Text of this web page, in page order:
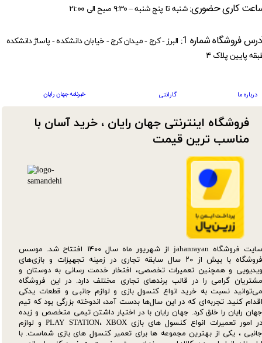
سایت فروشگاه jahanrayan از شهریور ماه سال ۱۴۰۰ افتتاح شد. موسس
فروشگاه با بیش از ۲۰ سال سابقه تجاری در زمینه تجهیزات و بازی‌های
ویدیویی و همچنین تعمیرات تخصصی، افتخار خدمت رسانی به دوستان و
مشتریان گرامی را در قالب برندهای تجاری مختلف دارد. در این فروشگاه
می‌توانید نسبت به خرید انواع کنسول بازی و لوازم جانبی و قطعات یدکی‌
اقدام کنید. تجربه‌ای که در این سال‌ها بدست آمد، اندوخته بزرگی بود که تیم
جهان رایان را خلق کرد. جهان رایان با در اختیار داشتن تیمی متخصص و زبده
در امور تعمیرات انواع کنسول های بازی PLAY STATION، XBOX و لوازم
جانبی ، یکی از بهترین مجموعه ها برای تعمیر کنسول های بازی شماست. با
فروشگاه اینترنتی جهان رایان ، خرید آسان با
مناسب ترین قیمت​​​​​​​
کاری حضوری: شنبه تا پنج شنبه – ۹:۳۰ صبح الی ۲۱:۰۰
درباره ما گارانتی خبرنامه جهان رایان
فروشگاه شماره 1:
البرز - کرج - میدان کرج - خیابان دانشکده - پاساژ دانشکده
پایین پلاک ۴